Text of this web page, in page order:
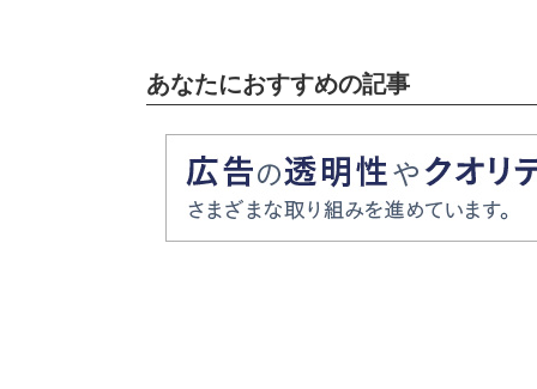
あなたにおすすめの記事